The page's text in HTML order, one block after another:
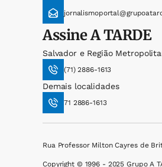
AssineA TARDE
Salvador e Região
(71) 2886-1613
Demais localidades
71 2886-1613
Rua Professor Milton Cayres de
Copyright © 1996 - 2025 Grupo A